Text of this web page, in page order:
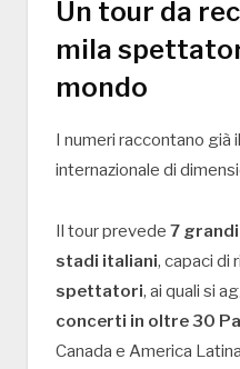
Un tour da
mila
mondo
I numeri raccontano
internazionale di
Il tour prevede 7
stadi italiani, capaci di
spettatori, ai quali si
concerti in oltre 30
Canada e America